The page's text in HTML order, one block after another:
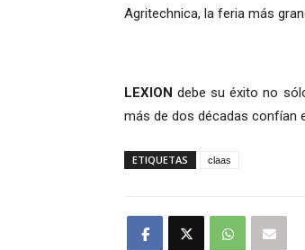
Agritechnica, la feria más
LEXION debe su éxito no
más de dos décadas confían
ETIQUETAS claas